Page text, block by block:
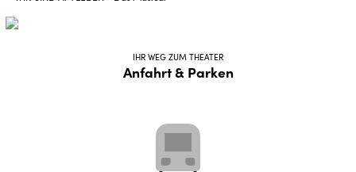
IHR WEG ZUM THEATER
Anfahrt & Parken